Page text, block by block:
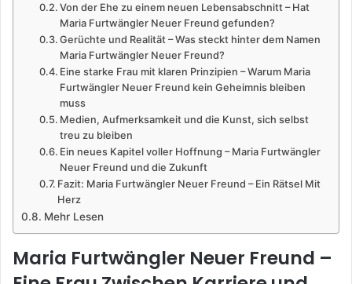
Von der Ehe zu einem neuen Lebensabschnitt – Hat
Maria Furtwängler Neuer Freund gefunden?
Gerüchte und Realität – Was steckt hinter dem Namen
Maria Furtwängler Neuer Freund?
Eine starke Frau mit klaren Prinzipien – Warum Maria
Furtwängler Neuer Freund kein Geheimnis bleiben
muss
Medien, Aufmerksamkeit und die Kunst, sich selbst
treu zu bleiben
Ein neues Kapitel voller Hoffnung – Maria Furtwängler
Neuer Freund und die Zukunft
Fazit: Maria Furtwängler Neuer Freund – Ein Rätsel Mit
Herz
Mehr Lesen
Maria Furtwängler Neuer Freund –